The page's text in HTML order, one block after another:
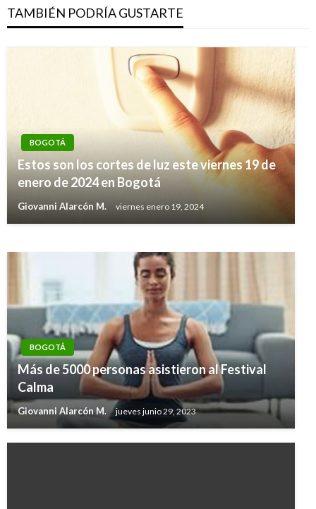
TAMBIÉN PODRÍA GUSTARTE
BOGOTÁ
Estos son los cortes de luz este viernes 19 de
enero de 2024 en Bogotá
Giovanni Alarcón M. viernes enero 19, 2024
Alcalde Peñalosa tendrá que declarar por
estudios del metro subterráneo que no utilizó
BOGOTÁ
Más de 5000 personas asistieron al Festival
Calma
Giovanni Alarcón M. jueves junio 29, 2023